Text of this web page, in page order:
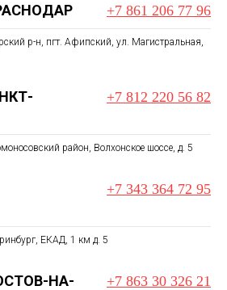
+7 861 206 77 96
р-н, пгт. Афипский, ул. Магистральная,
+7 812 220 56 82
район, Волхонское шоссе, д. 5
+7 343 364 72 95
ЕКАД, 1 км д. 5
НА-
+7 863 30 326 21